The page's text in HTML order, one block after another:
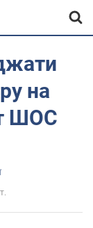
на
ШОС